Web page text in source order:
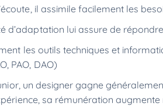
il assimile facilement les
d’adaptation lui assure de
les outils techniques et
PAO, DAO)
un designer gagne
sa rémunération